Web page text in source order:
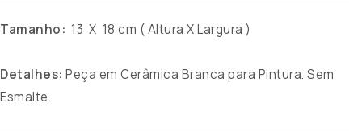
Tamanho: 13 X 18 cm ( Altura X Largura )
Detalhes: Peça em Cerâmica Branca para Pintura. Sem
Esmalte.